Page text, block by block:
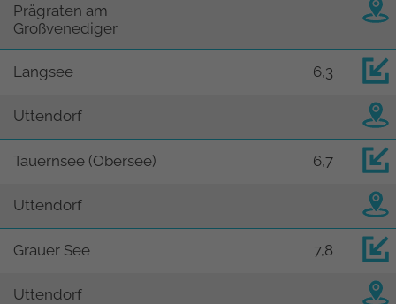
Prägraten am
Großvenediger
Langsee 6,3
Uttendorf
Tauernsee (Obersee) 6,7
Uttendorf
Grauer See 7,8
Uttendorf